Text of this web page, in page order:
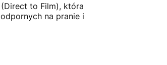
to Film), która
na pranie i